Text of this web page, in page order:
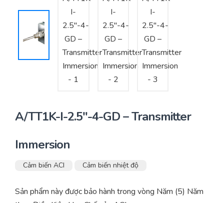
Tư vấn thiết kế, thi công tủ điều khiển
Thi công – Lắp đặt hệ thống HVAC
A/TT1K-I-2.5″-4-GD – Transmitter
Immersion
Cảm biến ACI Cảm biến nhiệt độ
Sản phẩm này được bảo hành trong vòng Năm (5) Năm